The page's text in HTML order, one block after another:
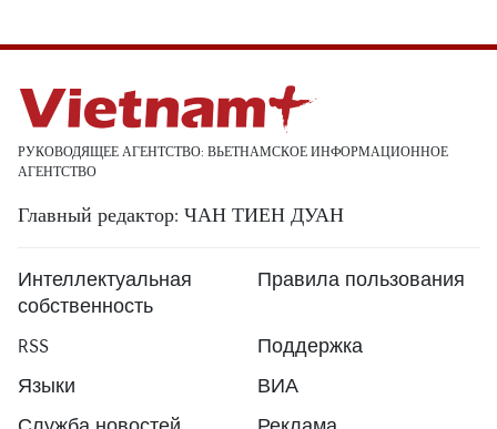
РУКОВОДЯЩЕЕ АГЕНТСТВО: ВЬЕТНАМСКОЕ ИНФОРМАЦИОННОЕ
АГЕНТСТВО
Главный редактор: ЧАН ТИЕН ДУАН
Интеллектуальная
собственность
Правила пользования
RSS
Поддержка
Языки
ВИА